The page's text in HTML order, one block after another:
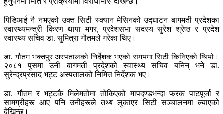
पिडिआई नै नभएको उक्त सिटी स्क्यान मेसिनको उद्घाटन बागमती प्रदेशका
स्वास्थ्यमन्त्री किरण थापा मगर, प्रदेशसभा सदस्य सुरेश श्रेष्ठ र प्रदेश
स्वास्थ्य सचिव डा. सुमित्रा गौतमले गरेका थिए।
डा. गौतम भक्तपुर अस्पतालको निर्देशक भएको समयमा सिटी किनिएको थियो।
२०८१ पुसमा उनी बागमती प्रदेशको स्वास्थ्य सचिव बनिन् भने डा.
सुरेन्द्रप्रसाद भट्ट अस्पतालको निमित्त निर्देशक भए।
डा. गौतम र भट्टकै मिलेमतोमा तोकिएको मापदण्डभन्दा फरक पाटपूर्जा र
सामग्रीहरू आए पनि उनीहरूले तथ्य लुकाएर सिटी सञ्चालनमा ल्याएको
देखिन्छ।